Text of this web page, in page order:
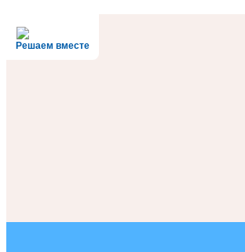
Решаем вместе